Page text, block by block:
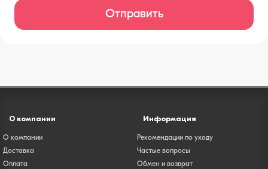
Отправить
О компании
О компании
Доставка
Оплата
Информация
Рекомендации по уходу
Частые вопросы
Обмен и возврат